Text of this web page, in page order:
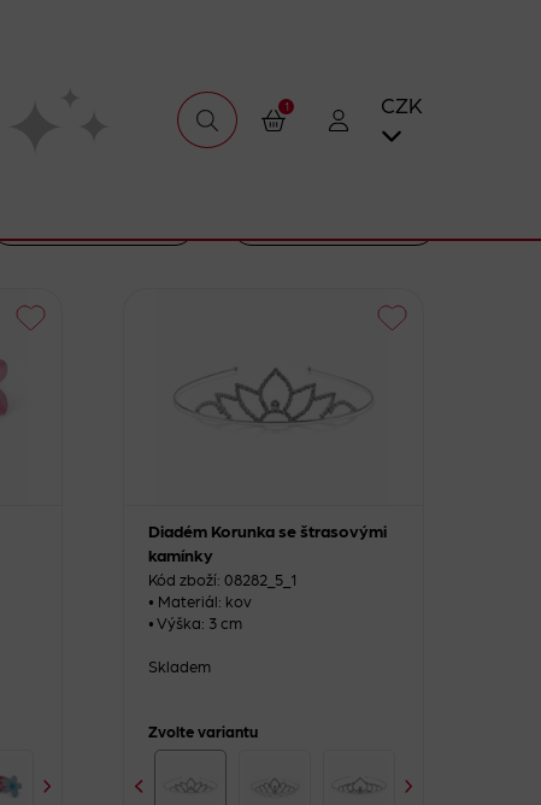
1 CZK
Diadém Korunka se štrasovými
kamínky
Kód zboží: 08282_5_1
• Materiál: kov
• Výška: 3 cm
Skladem
Zvolte variantu